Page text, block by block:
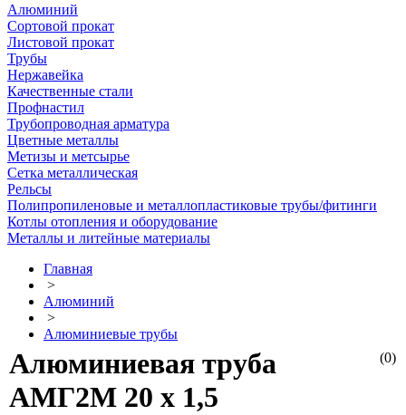
Алюминий
Сортовой прокат
Листовой прокат
Трубы
Нержавейка
Качественные стали
Профнастил
Трубопроводная арматура
Цветные металлы
Метизы и метсырье
Сетка металлическая
Рельсы
Полипропиленовые и металлопластиковые трубы/фитинги
Котлы отопления и оборудование
Металлы и литейные материалы
Главная
>
Алюминий
>
Алюминиевые трубы
(0)
Алюминиевая труба
АМГ2М 20 х 1,5